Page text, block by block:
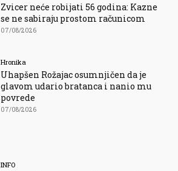
Zvicer neće robijati 56 godina: Kazne
se ne sabiraju prostom računicom
07/08/2026
Hronika
Uhapšen Rožajac osumnjičen da je
glavom udario bratanca i nanio mu
povrede
07/08/2026
INFO